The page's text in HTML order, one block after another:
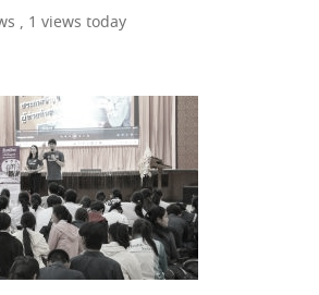
, 1 views today